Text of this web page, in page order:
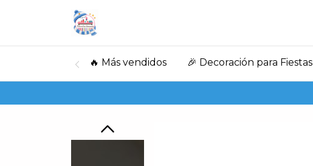
🔥 Más vendidos 🎉 Decoración para Fiestas